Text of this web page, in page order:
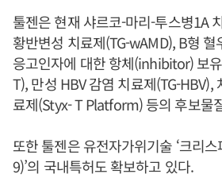
툴젠은 현재 샤르코-마리-투스병1A
황반변성 치료제(TG-wAMD), B형 혈
응고인자에 대한 항체(inhibitor) 보
T), 만성 HBV 감염 치료제(TG-HBV),
료제(Styx- T Platform) 등의 후보물
또한 툴젠은 유전자가위기술 ‘크리스
9)’의 국내특허도 확보하고 있다.